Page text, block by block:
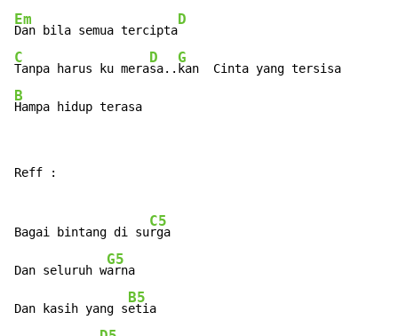
Em
Dan bila semua tercipta
D
C
Tanpa harus ku mera
D
sa..
G
B
Hampa hidup terasa
Reff :
Bagai bintang di su
C5
rga
Dan seluruh w
G5
arna
Dan kasih yang s
B5
etia